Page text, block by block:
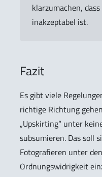
klarzumachen,
inakzeptabel ist.
Fazit
Es gibt viele
richtige Richtung
„Upskirting“ unter
subsumieren. Das soll
Fotografieren unter
Ordnungswidrigkeit